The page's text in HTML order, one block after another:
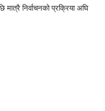
निर्वाचनको प्रक्रिया अघि